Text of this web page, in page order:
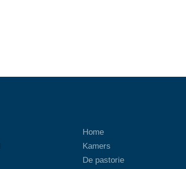
Home
Kamers
De pastorie